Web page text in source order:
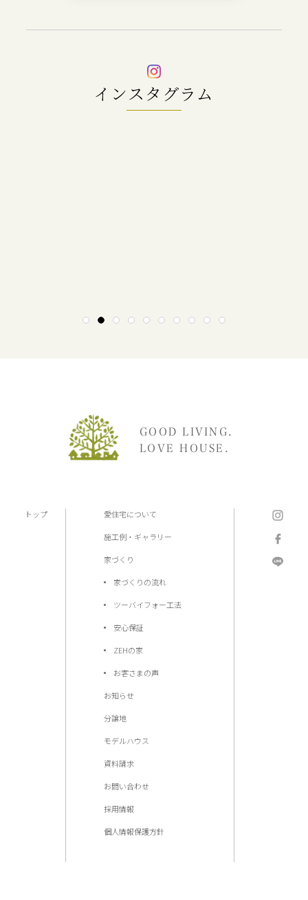
インスタグラム
1 2 3 4 5 6 7 8 9 10
GOOD LIVING.
LOVE HOUSE.
トップ 愛住宅について
施工例・ギャラリー
家づくり
家づくりの流れ
ツーバイフォー工法
安心保証
ZEHの家
お客さまの声
お知らせ
分譲地
モデルハウス
資料請求
お問い合わせ
採用情報
個人情報保護方針